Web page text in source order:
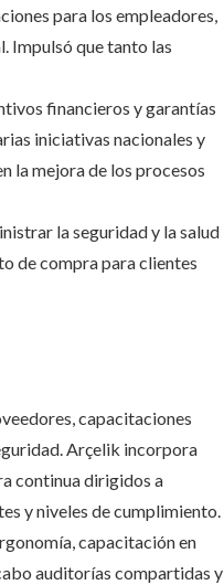
para los empleadores,
Impulsó que tanto las
financieros y garantías
iniciativas nacionales y
la mejora de los procesos
la seguridad y la salud
de compra para clientes
capacitaciones
Arçelik incorpora
continua dirigidos a
y niveles de cumplimiento.
capacitación en
auditorías compartidas y